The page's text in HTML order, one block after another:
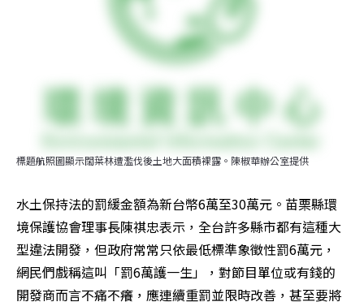
標題航照圖顯示闊葉林遭濫伐後土地大面積裸露。陳椒華辦公室提供
水土保持法的罰緩金額為新台幣6萬至30萬元。苗栗縣環
境保護協會理事長陳祺忠表示，全台許多縣市都有這種大
型違法開發，但政府常常只依最低標準象徵性罰6萬元，
網民們戲稱這叫「罰6萬護一生」，對節目單位或有錢的
開發商而言不痛不癢，應連續重罰並限時改善，甚至要將